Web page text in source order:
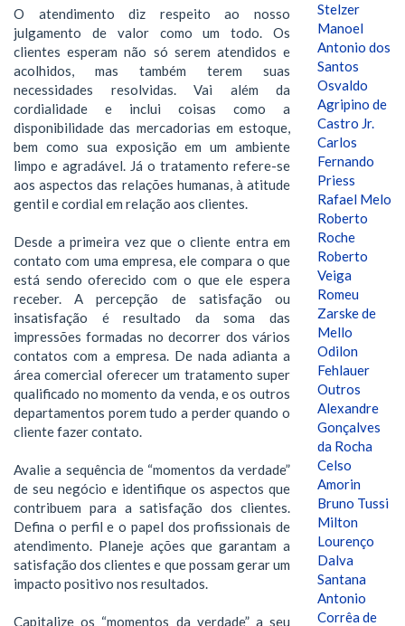
O atendimento diz respeito ao nosso
julgamento de valor como um todo. Os
clientes esperam não só serem atendidos e
acolhidos, mas também terem suas
necessidades resolvidas. Vai além da
cordialidade e inclui coisas como a
disponibilidade das mercadorias em estoque,
bem como sua exposição em um ambiente
limpo e agradável. Já o tratamento refere-se
aos aspectos das relações humanas, à atitude
gentil e cordial em relação aos clientes.
Desde a primeira vez que o cliente entra em
contato com uma empresa, ele compara o que
está sendo oferecido com o que ele espera
receber. A percepção de satisfação ou
insatisfação é resultado da soma das
impressões formadas no decorrer dos vários
contatos com a empresa. De nada adianta a
área comercial oferecer um tratamento super
qualificado no momento da venda, e os outros
departamentos porem tudo a perder quando o
cliente fazer contato.
Avalie a sequência de “momentos da verdade”
de seu negócio e identifique os aspectos que
contribuem para a satisfação dos clientes.
Defina o perfil e o papel dos profissionais de
atendimento. Planeje ações que garantam a
satisfação dos clientes e que possam gerar um
impacto positivo nos resultados.
Capitalize os “momentos da verdade” a seu
Stelzer
Manoel
Antonio dos
Santos
Osvaldo
Agripino de
Castro Jr.
Carlos
Fernando
Priess
Rafael Melo
Roberto
Roche
Roberto
Veiga
Romeu
Zarske de
Mello
Odilon
Fehlauer
Outros
Alexandre
Gonçalves
da Rocha
Celso
Amorin
Bruno Tussi
Milton
Lourenço
Dalva
Santana
Antonio
Corrêa de